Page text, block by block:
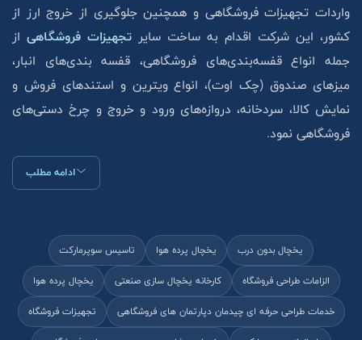
واردات تجهیزات فروشگاهی و همچنین جلوگیری از خروج ارز از
کشور، این شرکت اقدام به ساخت سایر تجهیزات فروشگاهی از
جمله انواع قفسه‌بندی‌های فروشگاهی، قفسه بندی‌های انبار،
میزهای صندوق (چک اوت)، انواع ویترین و استند‌های فروش و
نمایش کالا، سردخانه، دروازه‌های ورود و خروج و چرخ دستی‌های
فروشگاهی نمود.
ادامه مطلب
یخچال بدون درب یخچال پرده هوا
تاسیس سوپرمارکت
الزامات طراحی فروشگاه
کارخانه یخچال سازی صنعتی
یخچال پرده هوا
خدمات طراحی حرفه ای چیدمان دپارتمان های فروشگاهی
تجهیزات فروشگاه